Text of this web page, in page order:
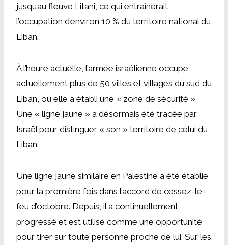
jusqu’au fleuve Litani, ce qui entraînerait
l’occupation d’environ 10 % du territoire national du
Liban.
À l’heure actuelle, l’armée israélienne occupe
actuellement plus de 50 villes et villages du sud du
Liban, où elle a établi une « zone de sécurité ».
Une « ligne jaune » a désormais été tracée par
Israël pour distinguer « son » territoire de celui du
Liban.
Une ligne jaune similaire en Palestine a été établie
pour la première fois dans l’accord de cessez-le-
feu d’octobre. Depuis, il a continuellement
progressé et est utilisé comme une opportunité
pour tirer sur toute personne proche de lui. Sur les